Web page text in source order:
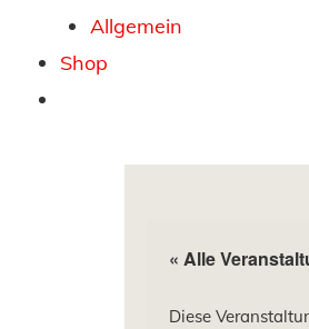
Allgemein
Shop
« Alle
Diese